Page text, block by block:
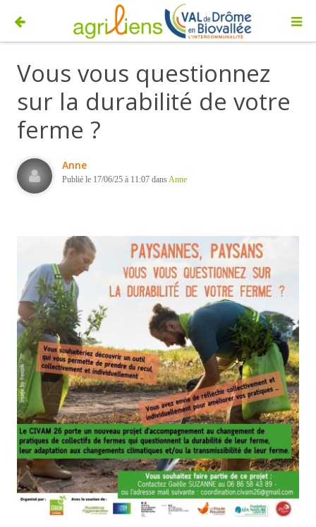
Vous vous questionnez
sur la durabilité de votre
ferme ?
Anne
Publié le 17/06/25 à 11:07 dansAnne